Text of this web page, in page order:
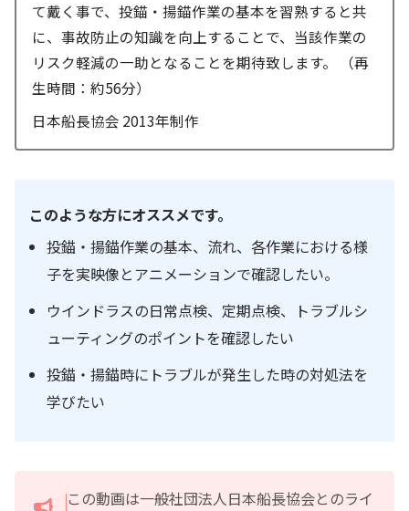
て戴く事で、投錨・揚錨作業の基本を習熟すると共
に、事故防止の知識を向上することで、当該作業の
リスク軽減の一助となることを期待致します。 （再
生時間：約56分）
日本船長協会 2013年制作
このような方にオススメです。
投錨・揚錨作業の基本、流れ、各作業における様
子を実映像とアニメーションで確認したい。
ウインドラスの日常点検、定期点検、トラブルシ
ューティングのポイントを確認したい
投錨・揚錨時にトラブルが発生した時の対処法を
学びたい
この動画は一般社団法人日本船長協会とのライ